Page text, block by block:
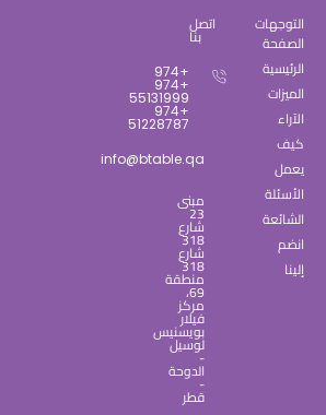
التوجهات
الصفحة
الرئيسية
الميزات
الآراء
كيف
يعمل
الأسئلة
الشائعة
انضم
إلينا
اتصل
بنا
+974
+974
55131999
+974
51228787
info@btable.qa
مبنى
23
شارع
318
شارع
318
منطقة
69،
مركز
فيلار
بويسنيس
لوسيل
-
الدوحة
-
قطر